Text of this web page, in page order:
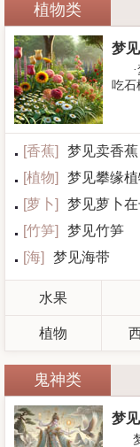
植物类
梦
吃石
[香蕉]
梦见卖香蕉
[植物]
梦见攀缘
[萝卜]
梦见萝卜
[竹笋]
梦见竹笋
[海] 梦见海带
水果
植物
鬼神类
梦